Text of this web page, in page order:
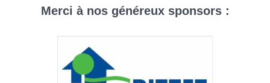
Merci à nos généreux sponsors :